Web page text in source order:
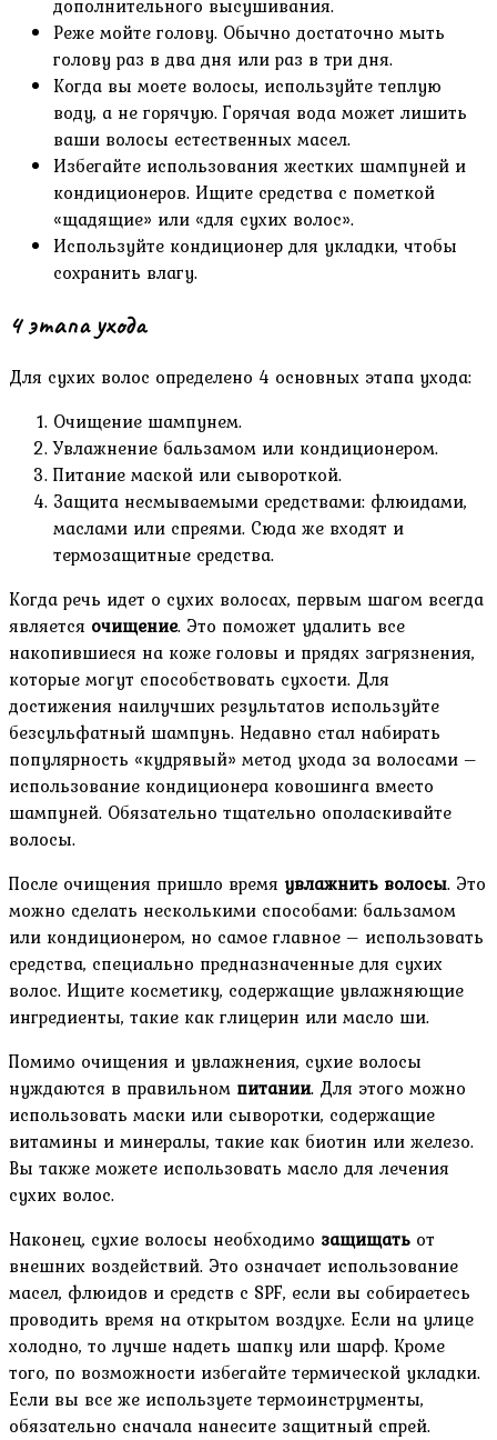
дополнительного высушивания.
Реже мойте голову. Обычно достаточно мыть
голову раз в два дня или раз в три дня.
Когда вы моете волосы, используйте теплую
воду, а не горячую. Горячая вода может лишить
ваши волосы естественных масел.
Избегайте использования жестких шампуней и
кондиционеров. Ищите средства с пометкой
«щадящие» или «для сухих волос».
Используйте кондиционер для укладки, чтобы
сохранить влагу.
4 этапа ухода
Для сухих волос определено 4 основных этапа ухода:
Очищение шампунем.
Увлажнение бальзамом или кондиционером.
Питание маской или сывороткой.
Защита несмываемыми средствами: флюидами,
маслами или спреями. Сюда же входят и
термозащитные средства.
Когда речь идет о сухих волосах, первым шагом всегда
является очищение. Это поможет удалить все
накопившиеся на коже головы и прядях загрязнения,
которые могут способствовать сухости. Для
достижения наилучших результатов используйте
безсульфатный шампунь. Недавно стал набирать
популярность «кудрявый» метод ухода за волосами –
использование кондиционера ковошинга вместо
шампуней. Обязательно тщательно ополаскивайте
волосы.
После очищения пришло время увлажнить волосы. Это
можно сделать несколькими способами: бальзамом
или кондиционером, но самое главное – использовать
средства, специально предназначенные для сухих
волос. Ищите косметику, содержащие увлажняющие
ингредиенты, такие как глицерин или масло ши.
Помимо очищения и увлажнения, сухие волосы
нуждаются в правильном питании. Для этого можно
использовать маски или сыворотки, содержащие
витамины и минералы, такие как биотин или железо.
Вы также можете использовать масло для лечения
сухих волос.
Наконец, сухие волосы необходимо защищать от
внешних воздействий. Это означает использование
масел, флюидов и средств с SPF, если вы собираетесь
проводить время на открытом воздухе. Если на улице
холодно, то лучше надеть шапку или шарф. Кроме
того, по возможности избегайте термической укладки.
Если вы все же используете термоинструменты,
обязательно сначала нанесите защитный спрей.